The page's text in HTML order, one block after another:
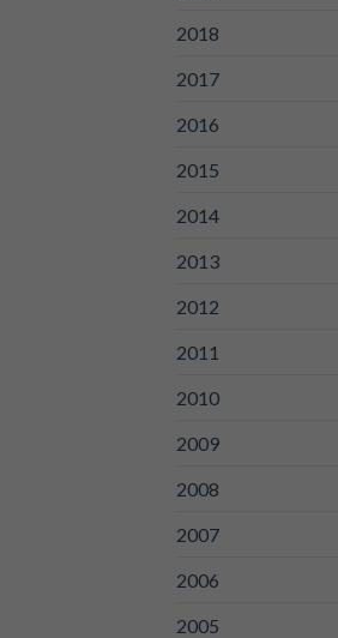
2018
2017
2016
2015
2014
2013
2012
2011
2010
2009
2008
2007
2006
2005